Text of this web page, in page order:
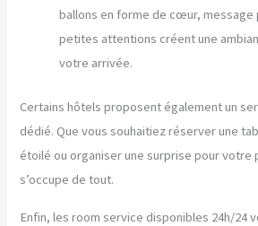
ballons en forme de cœur,
petites attentions créent une
votre arrivée.
Certains hôtels proposent également un
dédié. Que vous souhaitiez réserver une
étoilé ou organiser une surprise pour votre
s’occupe de tout.
Enfin, les room service disponibles 24h/24